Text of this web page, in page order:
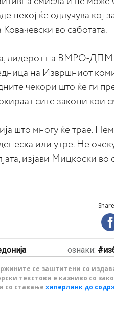
некој ќе одлучува кој
во саботата.
лидерот на ВМРО-
на Извршниот
чекори што ќе ги
сите закони кои
што многу ќе трае.
или утре. Не
изјави Мицкоски во
ознаки:
се заштитени со
текстови е казниво со
со ставање хиперлинк до